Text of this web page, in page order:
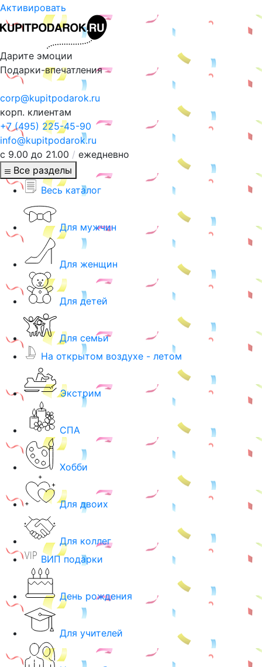
Активировать
Дарите эмоции
Подарки-впечатления
corp@kupitpodarok.ru
корп. клиентам
+7 (495) 225-45-90
info@kupitpodarok.ru
с 9.00 до 21.00 / ежедневно
Все разделы
Весь каталог
Для мужчин
Для женщин
Для детей
Для семьи
На открытом воздухе - летом
Экстрим
СПА
Хобби
Для двоих
Для коллег
ВИП подарки
День рождения
Для учителей